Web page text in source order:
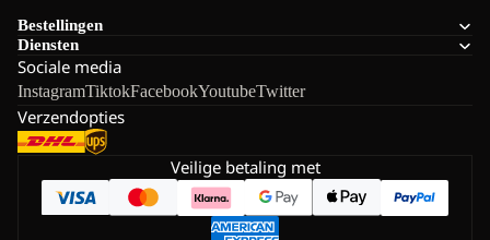
Bestellingen
Diensten
Sociale media
InstagramTiktokFacebookYoutubeTwitter
Verzendopties
Veilige betaling met